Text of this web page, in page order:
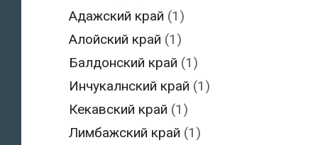
Адажский край (1)
Алойский край (1)
Балдонский край (1)
Инчукалнский край (1)
Кекавский край (1)
Лимбажский край (1)